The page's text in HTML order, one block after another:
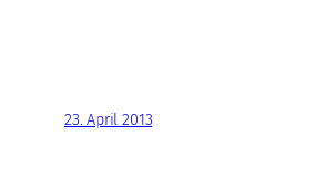
23. April 2013